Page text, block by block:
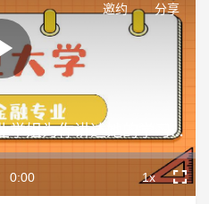
Play
Video
Duration
0:00
Playback
Rate
1x
复旦大学国际金融专业学姐为你讲述她的学习方法！
邀约 分享